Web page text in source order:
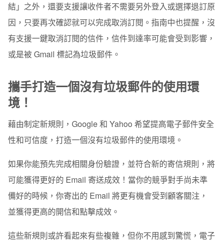
結」之外，還要支援讓收件者不需要另外登入或選擇退訂原
因，只要再次確認就可以完成取消訂閱。指南中也提醒，沒
有支援一鍵取消訂閱的信件，信件到達率可能會受到影響，
或是被 Gmail 標記為垃圾郵件。
攜手打造一個沒有垃圾郵件的使用環
境！
藉由制定新規則，Google 和 Yahoo 希望提高電子郵件安全
性和可信度，打造一個沒有垃圾郵件的使用環境。
如果你能預先完成相關身份驗證，並符合新的寄信規則，將
可能獲得更好的 Email 寄送成效！當你的競爭對手尚未準
備好的時候，你寄出的 Email 將更有機會受到顧客關注，
並獲得更高的開信和點擊成效。
這些新規則或許看起來有些複雜，但你不用感到驚慌，電子